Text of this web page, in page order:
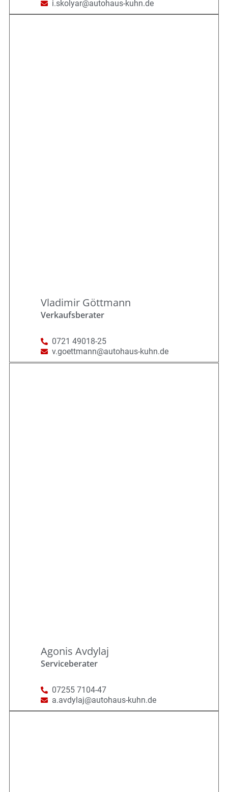
i.skolyar@autohaus-kuhn.de
Vladimir Göttmann
Verkaufsberater
0721 49018-25
v.goettmann@autohaus-kuhn.de
Agonis Avdylaj
Serviceberater
07255 7104-47
a.avdylaj@autohaus-kuhn.de